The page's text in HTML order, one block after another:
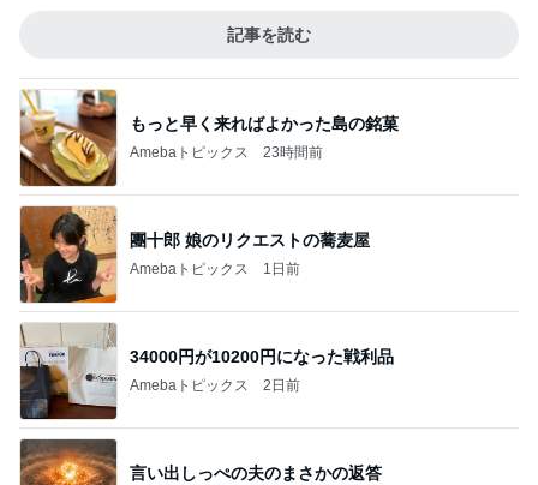
記事を読む
もっと早く来ればよかった島の銘菓
Amebaトピックス 23時間前
團十郎 娘のリクエストの蕎麦屋
Amebaトピックス 1日前
34000円が10200円になった戦利品
Amebaトピックス 2日前
言い出しっぺの夫のまさかの返答